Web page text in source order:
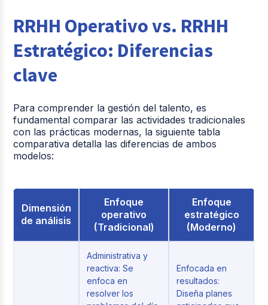
RRHH Operativo vs. RRHH
Estratégico: Diferencias
clave
Para comprender la gestión del talento, es
fundamental comparar las actividades tradicionales
con las prácticas modernas, la siguiente tabla
comparativa detalla las diferencias de ambos
modelos:
Dimensión
de análisis
Enfoque
operativo
(Tradicional)
Enfoque
estratégico
(Moderno)
Administrativa y
reactiva: Se
enfoca en
resolver los
Enfocada en
resultados:
Diseña planes